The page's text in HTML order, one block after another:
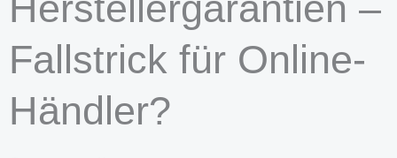
Fallstrick für Online-
Händler?